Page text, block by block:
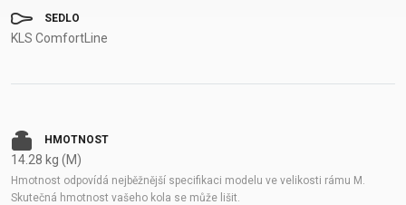
SEDLO
KLS ComfortLine
HMOTNOST
14.28 kg (M)
Hmotnost odpovídá nejběžnější specifikaci modelu ve velikosti rámu M.
Skutečná hmotnost vašeho kola se může lišit.